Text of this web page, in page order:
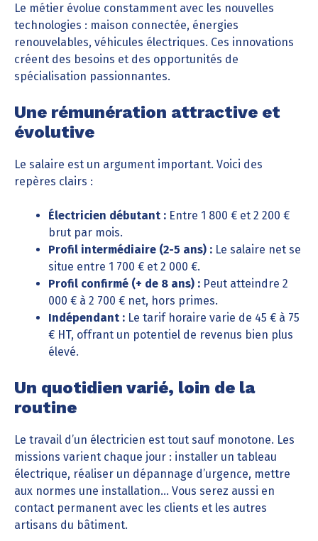
Le métier évolue constamment avec les nouvelles
technologies : maison connectée, énergies
renouvelables, véhicules électriques. Ces innovations
créent des besoins et des opportunités de
spécialisation passionnantes.
Une rémunération attractive et
évolutive
Le salaire est un argument important. Voici des
repères clairs :
Électricien débutant : Entre 1 800 € et 2 200 €
brut par mois.
Profil intermédiaire (2-5 ans) : Le salaire net se
situe entre 1 700 € et 2 000 €.
Profil confirmé (+ de 8 ans) : Peut atteindre 2
000 € à 2 700 € net, hors primes.
Indépendant : Le tarif horaire varie de 45 € à 75
€ HT, offrant un potentiel de revenus bien plus
élevé.
Un quotidien varié, loin de la
routine
Le travail d’un électricien est tout sauf monotone. Les
missions varient chaque jour : installer un tableau
électrique, réaliser un dépannage d’urgence, mettre
aux normes une installation… Vous serez aussi en
contact permanent avec les clients et les autres
artisans du bâtiment.